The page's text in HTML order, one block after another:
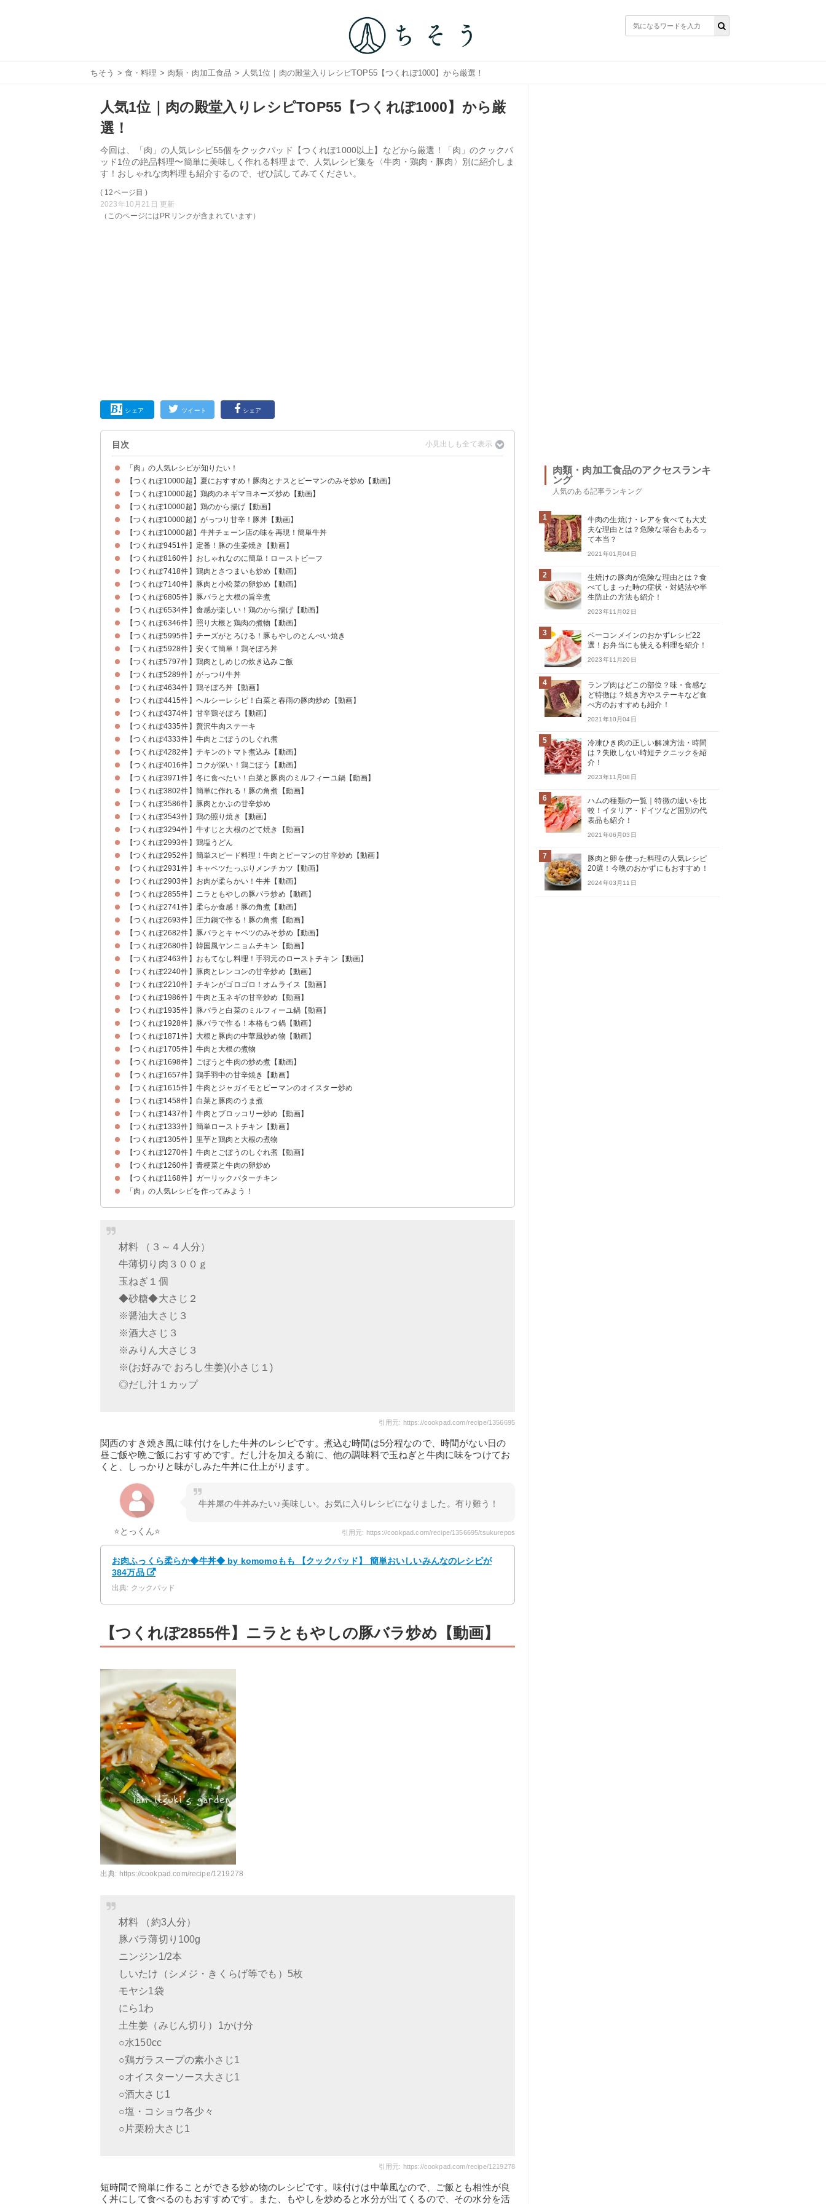
ちそう > 食・料理 > 肉類・肉加工食品 > 人気1位｜肉の殿堂入りレシピTOP55【つくれぽ1000】から厳選！
人気1位｜肉の殿堂入りレシピTOP55【つくれぽ1000】から厳
選！
今回は、「肉」の人気レシピ55個をクックパッド【つくれぽ1000以上】などから厳選！「肉」のクックパ
ッド1位の絶品料理〜簡単に美味しく作れる料理まで、人気レシピ集を〈牛肉・鶏肉・豚肉〉別に紹介しま
す！おしゃれな肉料理も紹介するので、ぜひ試してみてください。
( 12ページ目 )
2023年10月21日 更新
（このページにはPRリンクが含まれています）
シェア ツイート シェア
目次
「肉」の人気レシピが知りたい！
【つくれぽ10000超】夏におすすめ！豚肉とナスとピーマンのみそ炒め【動画】
【つくれぽ10000超】鶏肉のネギマヨネーズ炒め【動画】
【つくれぽ10000超】鶏のから揚げ【動画】
【つくれぽ10000超】がっつり甘辛！豚丼【動画】
【つくれぽ10000超】牛丼チェーン店の味を再現！簡単牛丼
【つくれぽ9451件】定番！豚の生姜焼き【動画】
【つくれぽ8160件】おしゃれなのに簡単！ローストビーフ
【つくれぽ7418件】鶏肉とさつまいも炒め【動画】
【つくれぽ7140件】豚肉と小松菜の卵炒め【動画】
【つくれぽ6805件】豚バラと大根の旨辛煮
【つくれぽ6534件】食感が楽しい！鶏のから揚げ【動画】
【つくれぽ6346件】照り大根と鶏肉の煮物【動画】
【つくれぽ5995件】チーズがとろける！豚もやしのとんぺい焼き
【つくれぽ5928件】安くて簡単！鶏そぼろ丼
【つくれぽ5797件】鶏肉としめじの炊き込みご飯
【つくれぽ5289件】がっつり牛丼
【つくれぽ4634件】鶏そぼろ丼【動画】
【つくれぽ4415件】ヘルシーレシピ！白菜と春雨の豚肉炒め【動画】
【つくれぽ4374件】甘辛鶏そぼろ【動画】
【つくれぽ4335件】贅沢牛肉ステーキ
【つくれぽ4333件】牛肉とごぼうのしぐれ煮
【つくれぽ4282件】チキンのトマト煮込み【動画】
【つくれぽ4016件】コクが深い！鶏ごぼう【動画】
【つくれぽ3971件】冬に食べたい！白菜と豚肉のミルフィーユ鍋【動画】
【つくれぽ3802件】簡単に作れる！豚の角煮【動画】
【つくれぽ3586件】豚肉とかぶの甘辛炒め
【つくれぽ3543件】鶏の照り焼き【動画】
【つくれぽ3294件】牛すじと大根のどて焼き【動画】
【つくれぽ2993件】鶏塩うどん
【つくれぽ2952件】簡単スピード料理！牛肉とピーマンの甘辛炒め【動画】
【つくれぽ2931件】キャベツたっぷりメンチカツ【動画】
【つくれぽ2903件】お肉が柔らかい！牛丼【動画】
【つくれぽ2855件】ニラともやしの豚バラ炒め【動画】
【つくれぽ2741件】柔らか食感！豚の角煮【動画】
【つくれぽ2693件】圧力鍋で作る！豚の角煮【動画】
【つくれぽ2682件】豚バラとキャベツのみそ炒め【動画】
【つくれぽ2680件】韓国風ヤンニョムチキン【動画】
【つくれぽ2463件】おもてなし料理！手羽元のローストチキン【動画】
【つくれぽ2240件】豚肉とレンコンの甘辛炒め【動画】
【つくれぽ2210件】チキンがゴロゴロ！オムライス【動画】
【つくれぽ1986件】牛肉と玉ネギの甘辛炒め【動画】
【つくれぽ1935件】豚バラと白菜のミルフィーユ鍋【動画】
【つくれぽ1928件】豚バラで作る！本格もつ鍋【動画】
【つくれぽ1871件】大根と豚肉の中華風炒め物【動画】
【つくれぽ1705件】牛肉と大根の煮物
【つくれぽ1698件】ごぼうと牛肉の炒め煮【動画】
【つくれぽ1657件】鶏手羽中の甘辛焼き【動画】
【つくれぽ1615件】牛肉とジャガイモとピーマンのオイスター炒め
【つくれぽ1458件】白菜と豚肉のうま煮
【つくれぽ1437件】牛肉とブロッコリー炒め【動画】
【つくれぽ1333件】簡単ローストチキン【動画】
【つくれぽ1305件】里芋と鶏肉と大根の煮物
【つくれぽ1270件】牛肉とごぼうのしぐれ煮【動画】
【つくれぽ1260件】青梗菜と牛肉の卵炒め
【つくれぽ1168件】ガーリックバターチキン
「肉」の人気レシピを作ってみよう！
材料 （３～４人分）
牛薄切り肉３００ｇ
玉ねぎ１個
◆砂糖◆大さじ２
※醤油大さじ３
※酒大さじ３
※みりん大さじ３
※(お好みで おろし生姜)(小さじ１)
◎だし汁１カップ
引用元: https://cookpad.com/recipe/1356695
関西のすき焼き風に味付けをした牛丼のレシピです。煮込む時間は5分程なので、時間がない日の
昼ご飯や晩ご飯におすすめです。だし汁を加える前に、他の調味料で玉ねぎと牛肉に味をつけてお
くと、しっかりと味がしみた牛丼に仕上がります。
⭐とっくん⭐
牛丼屋の牛丼みたい♪美味しい。お気に入りレシピになりました。有り難う！
引用元: https://cookpad.com/recipe/1356695/tsukurepos
お肉ふっくら柔らか◆牛丼◆ by komomoもも 【クックパッド】 簡単おいしいみんなのレシピが
384万品
出典: クックパッド
【つくれぽ2855件】ニラともやしの豚バラ炒め【動画】
出典: https://cookpad.com/recipe/1219278
材料 （約3人分）
豚バラ薄切り100g
ニンジン1/2本
しいたけ（シメジ・きくらげ等でも）5枚
モヤシ1袋
にら1わ
土生姜（みじん切り）1かけ分
○水150cc
○鶏ガラスープの素小さじ1
○オイスターソース大さじ1
○酒大さじ1
○塩・コショウ各少々
○片栗粉大さじ1
引用元: https://cookpad.com/recipe/1219278
短時間で簡単に作ることができる炒め物のレシピです。味付けは中華風なので、ご飯とも相性が良
く丼にして食べるのもおすすめです。また、もやしを炒めると水分が出てくるので、その水分を活
肉類・肉加工食品のアクセスランキ
ング
人気のある記事ランキング
1
牛肉の生焼け・レアを食べても大丈
夫な理由とは？危険な場合もあるっ
て本当？
2021年01月04日
2
生焼けの豚肉が危険な理由とは？食
べてしまった時の症状・対処法や半
生防止の方法も紹介！
2023年11月02日
3
ベーコンメインのおかずレシピ22
選！お弁当にも使える料理を紹介！
2023年11月20日
4
ランプ肉はどこの部位？味・食感な
ど特徴は？焼き方やステーキなど食
べ方のおすすめも紹介！
2021年10月04日
5
冷凍ひき肉の正しい解凍方法・時間
は？失敗しない時短テクニックを紹
介！
2023年11月08日
6
ハムの種類の一覧｜特徴の違いを比
較！イタリア・ドイツなど国別の代
表品も紹介！
2021年06月03日
7
豚肉と卵を使った料理の人気レシピ
20選！今晩のおかずにもおすすめ！
2024年03月11日